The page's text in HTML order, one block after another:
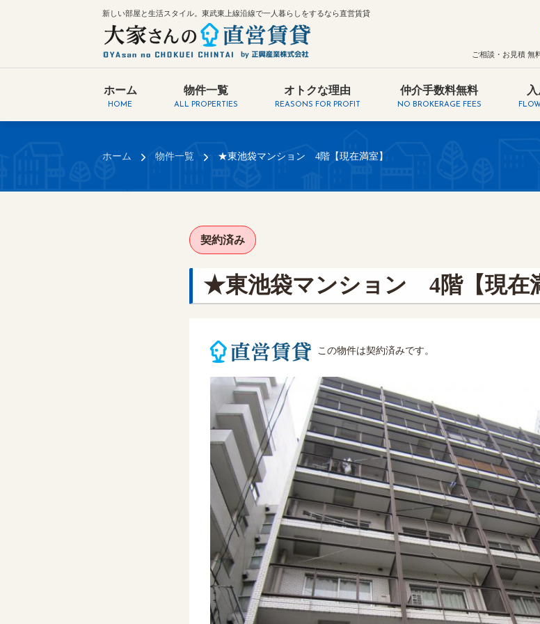
新しい部屋と生活スタイル。東武東上線沿線で一人暮らしをするなら直営賃貸
ご相談・お見積 無
ホーム
HOME
物件一覧
ALL PROPERTIES
オトクな理由
REASONS FOR PROFIT
仲介手数料無料
NO BROKERAGE FEES
ホーム 物件一覧 ★東池袋マンション 4階【現在満室】
契約済み
★東池袋マンション 4階【現在
この物件は契約済みです。